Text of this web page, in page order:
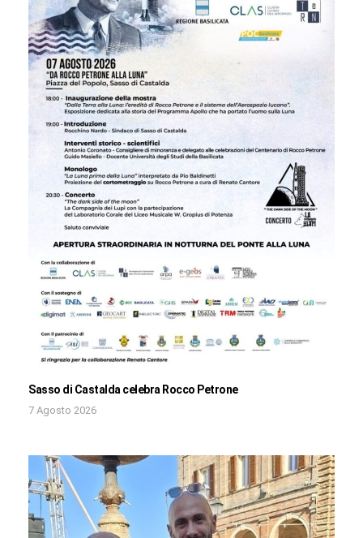
Sasso di Castalda celebra Rocco Petrone
7 Agosto 2026